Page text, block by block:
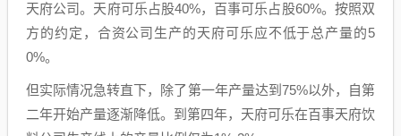
天府公司。天府可乐占股40%，百事可乐占股60%。按照双
方的约定，合资公司生产的天府可乐应不低于总产量的5
0%。
但实际情况急转直下，除了第一年产量达到75%以外，自第
二年开始产量逐渐降低。到第四年，天府可乐在百事天府饮